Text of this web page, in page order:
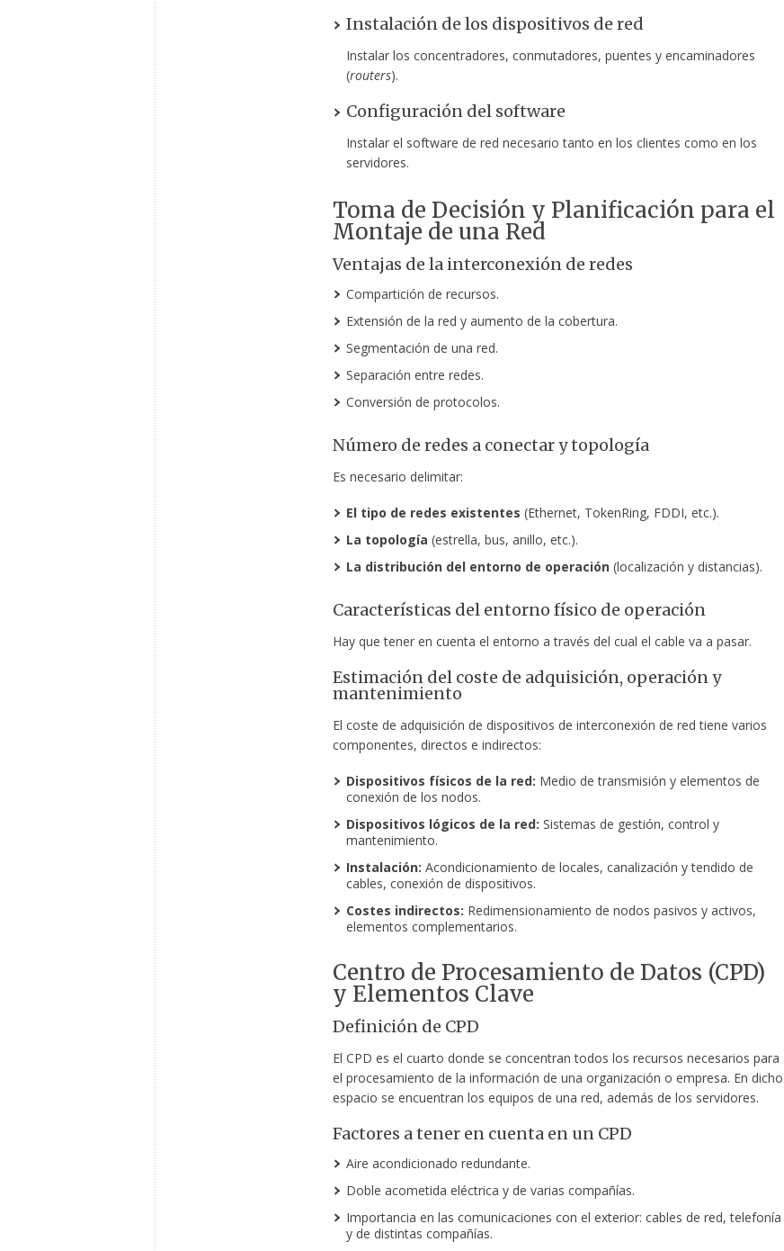
Instalación de los dispositivos de red
Instalar los concentradores, conmutadores, puentes y encaminadores
(routers).
Configuración del software
Instalar el software de red necesario tanto en los clientes como en los
servidores.
Toma de Decisión y Planificación para el
Montaje de una Red
Ventajas de la interconexión de redes
Compartición de recursos.
Extensión de la red y aumento de la cobertura.
Segmentación de una red.
Separación entre redes.
Conversión de protocolos.
Número de redes a conectar y topología
Es necesario delimitar:
El tipo de redes existentes (Ethernet, TokenRing, FDDI, etc.).
La topología (estrella, bus, anillo, etc.).
La distribución del entorno de operación(localización y distancias).
Características del entorno físico de operación
Hay que tener en cuenta el entorno a través del cual el cable va a pasar.
Estimación del coste de adquisición, operación y
mantenimiento
El coste de adquisición de dispositivos de interconexión de red tiene varios
componentes, directos e indirectos:
Dispositivos físicos de la red: Medio de transmisión y elementos de
conexión de los nodos.
Dispositivos lógicos de la red: Sistemas de gestión, control y
mantenimiento.
Instalación: Acondicionamiento de locales, canalización y tendido de
cables, conexión de dispositivos.
Costes indirectos: Redimensionamiento de nodos pasivos y activos,
elementos complementarios.
Centro de Procesamiento de Datos (CPD)
y Elementos Clave
Definición de CPD
El CPD es el cuarto donde se concentran todos los recursos necesarios para
el procesamiento de la información de una organización o empresa. En dicho
espacio se encuentran los equipos de una red, además de los servidores.
Factores a tener en cuenta en un CPD
Aire acondicionado redundante.
Doble acometida eléctrica y de varias compañías.
Importancia en las comunicaciones con el exterior: cables de red, telefonía
y de distintas compañías.